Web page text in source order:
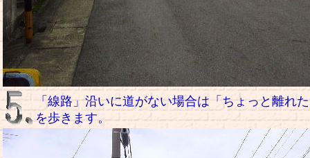
「線路」沿いに道がない場合は「ちょっと離れ
を歩きます。